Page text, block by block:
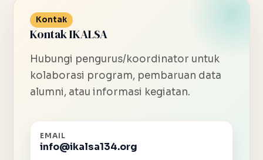
Kontak
Kontak IKALSA
Hubungi pengurus/koordinator untuk
kolaborasi program, pembaruan data
alumni, atau informasi kegiatan.
EMAIL
info@ikalsa134.org